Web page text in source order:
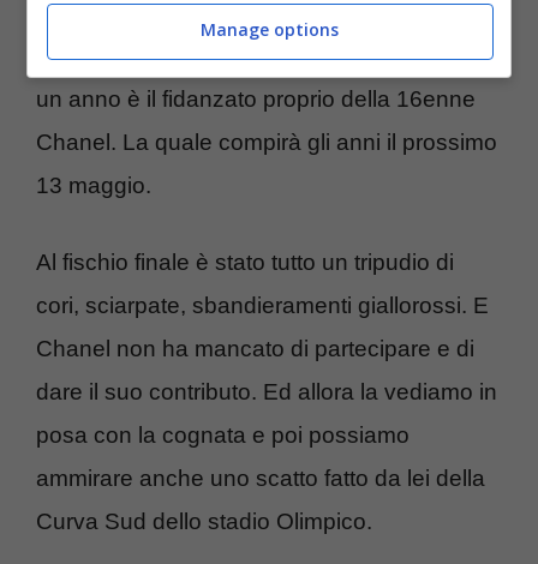
Totti c’eraManuela Babalus. Quest’ultima è
la sorella di Cristian Babalus, che da più di
un anno è il fidanzato proprio della 16enne
Chanel. La quale compirà gli anni il prossimo
13 maggio.
Al fischio finale è stato tutto un tripudio di
cori, sciarpate, sbandieramenti giallorossi. E
Chanel non ha mancato di partecipare e di
dare il suo contributo. Ed allora la vediamo in
posa con la cognata e poi possiamo
ammirare anche uno scatto fatto da lei della
Curva Sud dello stadio Olimpico.
Manage options